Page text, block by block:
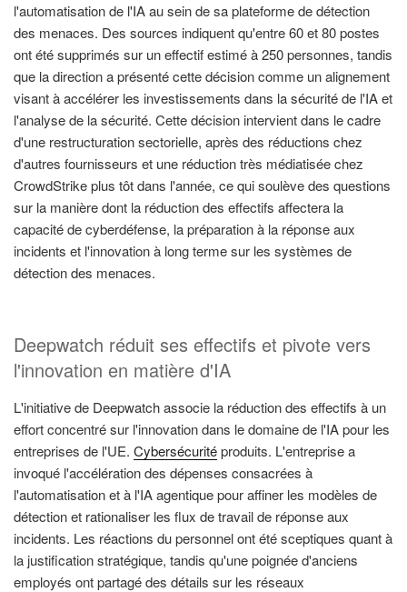
l'automatisation de l'IA au sein de sa plateforme de détection
des menaces. Des sources indiquent qu'entre 60 et 80 postes
ont été supprimés sur un effectif estimé à 250 personnes, tandis
que la direction a présenté cette décision comme un alignement
visant à accélérer les investissements dans la sécurité de l'IA et
l'analyse de la sécurité. Cette décision intervient dans le cadre
d'une restructuration sectorielle, après des réductions chez
d'autres fournisseurs et une réduction très médiatisée chez
CrowdStrike plus tôt dans l'année, ce qui soulève des questions
sur la manière dont la réduction des effectifs affectera la
capacité de cyberdéfense, la préparation à la réponse aux
incidents et l'innovation à long terme sur les systèmes de
détection des menaces.
Deepwatch réduit ses effectifs et pivote vers
l'innovation en matière d'IA
L'initiative de Deepwatch associe la réduction des effectifs à un
effort concentré sur l'innovation dans le domaine de l'IA pour les
entreprises de l'UE. Cybersécuritéproduits. L'entreprise a
invoqué l'accélération des dépenses consacrées à
l'automatisation et à l'IA agentique pour affiner les modèles de
détection et rationaliser les flux de travail de réponse aux
incidents. Les réactions du personnel ont été sceptiques quant à
la justification stratégique, tandis qu'une poignée d'anciens
employés ont partagé des détails sur les réseaux